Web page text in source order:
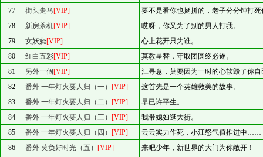
77
街头走马[VIP]
要不是看你也挺拼的，老子分分钟打死
78
新房杀机[VIP]
哎呀，你又为了别的男人打我。
79
女妖娆[VIP]
心上花开只为谁。
80
红白五彩[VIP]
莫教星替，守取团圆终必遂。
81
另外一個[VIP]
江寻意，莫要因为一时的心软毁了你自
82
番外 一年灯火要人归（一） [VIP]
这首先是一个英雄救美的故事。
83
番外 一年灯火要人归（二） [VIP]
早已许平生。
84
番外 一年灯火要人归（三） [VIP]
我带媳妇逛大街。
85
番外 一年灯火要人归（四） [VIP]
云云实力作死，小江怒气值推进中……
86
番外 莫负好时光（五） [VIP] 来吧少年，新世界的大门为你敞开！